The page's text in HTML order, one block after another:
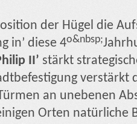
der Hügel die
in’ diese 4ο&nbsp;
II’ stärkt
verstärkt
an unebenen
Orten natürliche